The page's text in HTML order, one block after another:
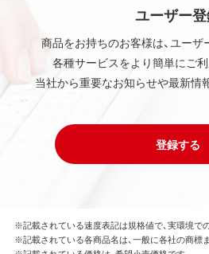
ユーザー
商品をお持ちのお客様は、ユー
各種サービスをより簡単にご利
当社から重要なお知らせや最新情
登録する
※記載されている速度表記は規格値で、実環境で
※記載されている各商品名は、一般に各社の商標